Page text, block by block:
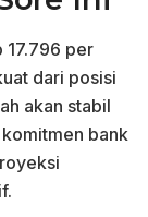
17.796 per
dari posisi
akan stabil
bank